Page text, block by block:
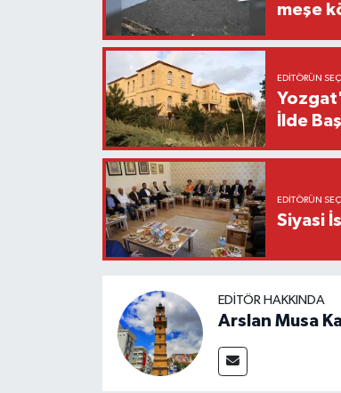
meşe
EDITÖRÜN
İlde
EDITÖRÜN
Siyasi
EDITÖR HAKKINDA
Arslan Musa